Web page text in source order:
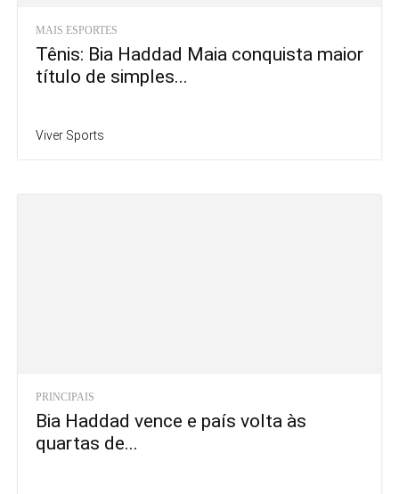
MAIS ESPORTES
Tênis: Bia Haddad Maia conquista maior
título de simples...
Viver Sports
PRINCIPAIS
Bia Haddad vence e país volta às
quartas de...